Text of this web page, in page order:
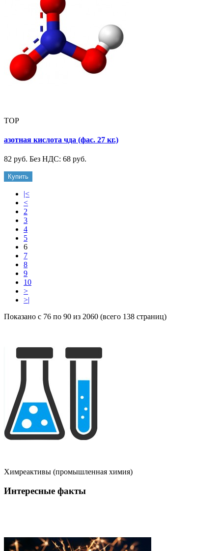
TOP
азотная кислота чда (фас. 27 кг.)
82 руб. Без НДС: 68 руб.
Купить
|<
<
2
3
4
5
6
7
8
9
10
>
>|
Показано с 76 по 90 из 2060 (всего 138 страниц)
Химреактивы (промышленная химия)
Интересные факты